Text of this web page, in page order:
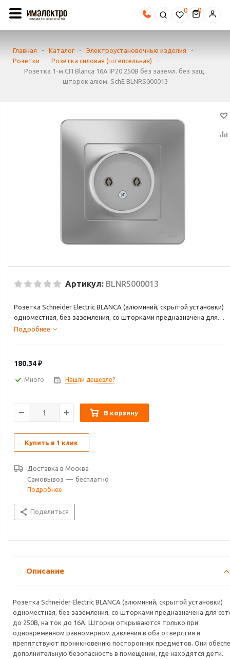
0
Главная - Каталог - Электроустановочные изделия
-
Розетки
- Розетка силовая (штепсельная)
-
Розетка 1-м СП Blanca 16А IP20 250В без заземл. без защ.
шторок алюм. SchE BLNRS000013
Артикул: BLNRS000013
Розетка Schneider Electric BLANCA (алюминий, скрытой установки)
одноместная, без заземления, со шторками предназначена для
сетей до 250В, на ток до 16А. Шторки открываются только при
Подробнее
180.34₽
Много Нашли дешевле?
В корзину
Купить в 1 клик
Доставка в Москва
Самовывоз — бесплатно
Подробнее
Поделиться
Описание
Розетка Schneider Electric BLANCA (алюминий, скрытой установки)
одноместная, без заземления, со шторками предназначена для
до 250В, на ток до 16А. Шторки открываются только при
одновременном равномерном давлении в оба отверстия и
препятствуют проникновению посторонних предметов. Они
дополнительную безопасность в помещении, где находятся дети.